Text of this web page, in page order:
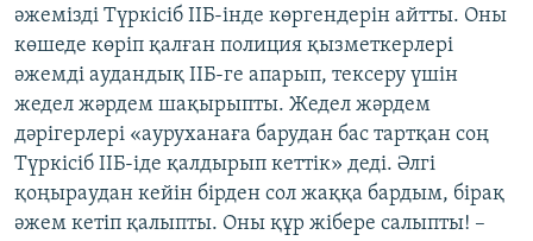
әжемізді Түркісіб ІІБ-інде көргендерін айтты. Оны
көшеде көріп қалған полиция қызметкерлері
әжемді аудандық ІІБ-ге апарып, тексеру үшін
жедел жәрдем шақырыпты. Жедел жәрдем
дәрігерлері «ауруханаға барудан бас тартқан соң
Түркісіб ІІБ-іде қалдырып кеттік» деді. Әлгі
қоңыраудан кейін бірден сол жаққа бардым, бірақ
әжем кетіп қалыпты. Оны құр жібере салыпты! –